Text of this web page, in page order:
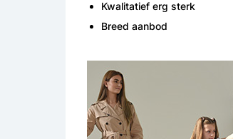
Kwalitatief erg sterk
Breed aanbod